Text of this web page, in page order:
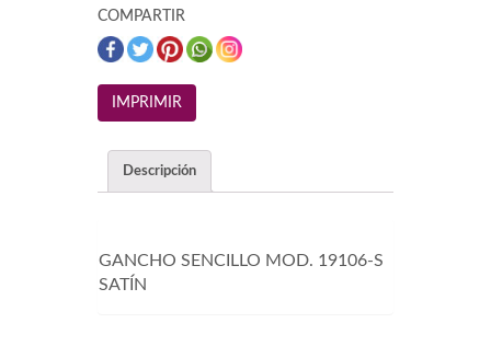
COMPARTIR
Descripción
GANCHO SENCILLO MOD. 19106-S
SATÍN